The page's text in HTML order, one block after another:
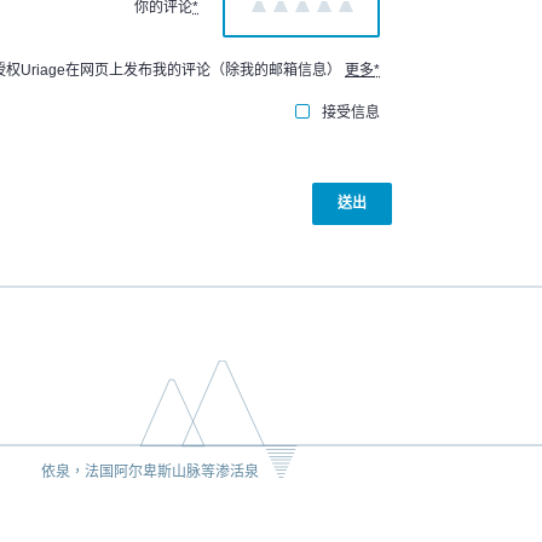
你的评论* 5
4
3
2
1
权Uriage在网页上发布我的评论（除我的邮箱信息） 更多*
接受信息
依泉，法国阿尔卑斯山脉等渗活泉